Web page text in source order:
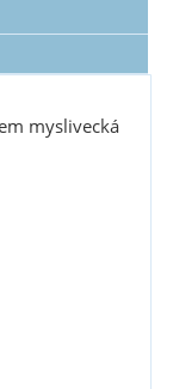
myslivecká